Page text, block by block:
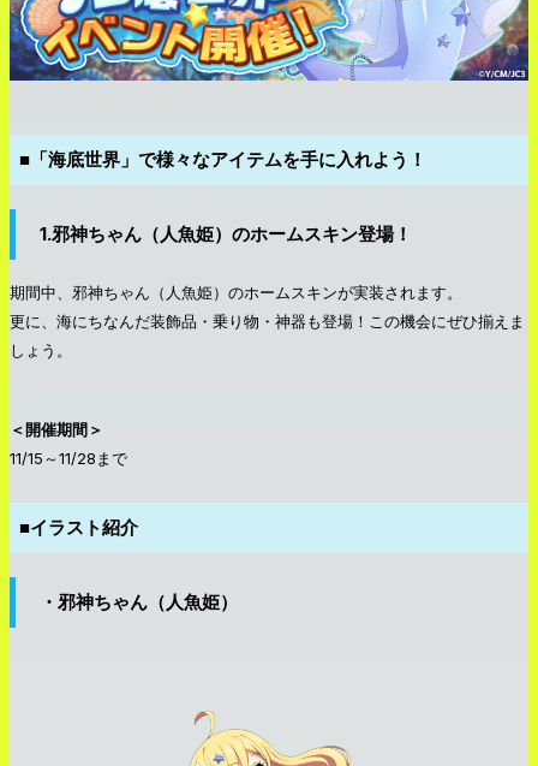
■「海底世界」で様々なアイテムを手に入れよう！
1.邪神ちゃん（人魚姫）のホームスキン登場！
期間中、邪神ちゃん（人魚姫）のホームスキンが実装されます。
更に、海にちなんだ装飾品・乗り物・神器も登場！この機会にぜひ揃えま
しょう。
＜開催期間＞
11/15～11/28まで
■イラスト紹介
・邪神ちゃん（人魚姫）